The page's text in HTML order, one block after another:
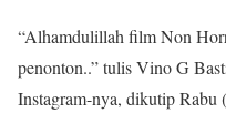
“Alhamdulillah film Non
penonton..” tulis Vino G
Instagram-nya, dikutip Rabu